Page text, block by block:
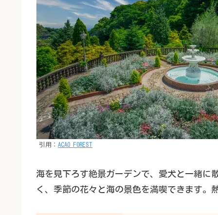
引用： ACAO FOREST
海を見下ろす絶景ガーデンで、愛犬と一緒に
く、季節の花々と海の景色を満喫できます